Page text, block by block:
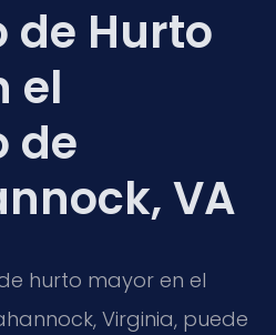
de Hurto
el
de
VA
hurto mayor en el
Virginia, puede